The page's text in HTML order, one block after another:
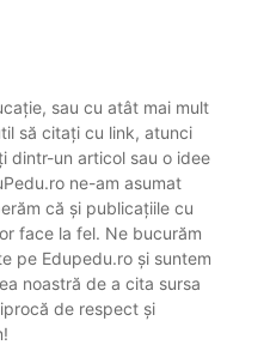
sau cu atât mai mult
să citați cu link, atunci
dintr-un articol sau o idee
ne-am asumat
că și publicațiile cu
face la fel. Ne bucurăm
pe Edupedu.ro și suntem
noastră de a cita sursa
de respect și